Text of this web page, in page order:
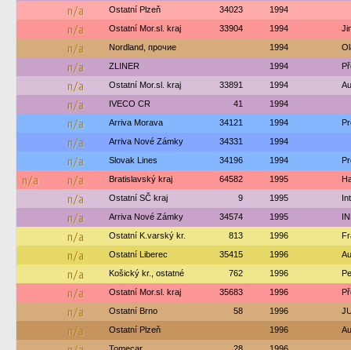
n/a Ostatní Plzeň 34023 1994
n/a Ostatní Mor.sl. kraj 33904 1994
n/a Nordland, прочие 1994
n/a ZLINER 1994
n/a Ostatní Mor.sl. kraj 33891 1994
n/a IVECO CR 41 1994
n/a Arriva Morava 34121 1994
n/a Arriva Nové Zámky 34331 1994
n/a Slovak Lines 34196 1994
n/a n/a Bratislavský kraj 64582 1995
n/a Ostatní SČ kraj 9 1995
n/a Arriva Nové Zámky 34574 1995
n/a Ostatní K.varský kr. 813 1996
n/a Ostatní Liberec 35415 1996
n/a Košický kr., ostatné 762 1996
n/a Ostatní Mor.sl. kraj 35683 1996
n/a Ostatní Brno 58 1996
n/a Ostatní Plzeň 1996